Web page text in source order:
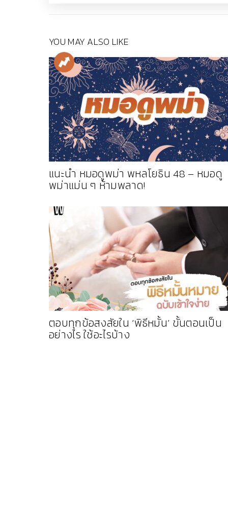
YOU MAY ALSO LIKE
แนะนำ หมอดูพม่า พหลโยธิน 48 – หมอดู
พม่าแม่น ๆ ห้ามพลาด!
ตอบทุกข้อสงสัยใน ‘พิธีหมั้น’ ขั้นตอนเป็น
อย่างไร ใช้อะไรบ้าง